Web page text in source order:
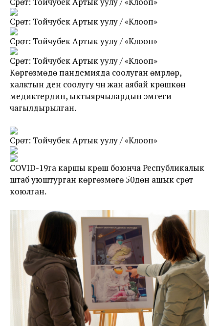
Сүрөт: Тойчубек Артык уулу / «Клооп»
Сүрөт: Тойчубек Артык уулу / «Клооп»
Сүрөт: Тойчубек Артык уулу / «Клооп»
Көргөзмөдө пандемияда соолуган өмүрлөр,
калктын ден соолугу үчүн жан аябай күрөшкөн
медиктердин, ыктыярчылардын эмгеги
чагылдырылган.
Сүрөт: Тойчубек Артык уулу / «Клооп»
COVID-19га каршы күрөшүү боюнча Республикалык
штаб уюштурган көргөзмөгө 50дөн ашык сүрөт
коюлган.